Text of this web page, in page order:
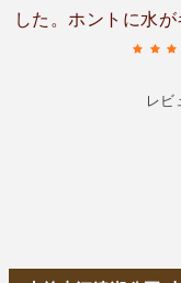
した。ホントに水が
レビ